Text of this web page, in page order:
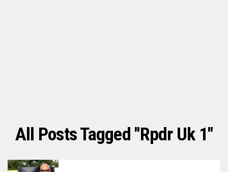
All Posts Tagged "rpdr Uk 1"